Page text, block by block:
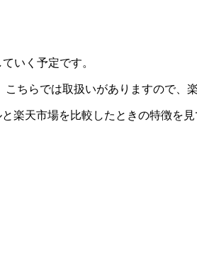
いく予定です。
ちらでは取扱いがありますので、
楽天市場を比較したときの特徴を見